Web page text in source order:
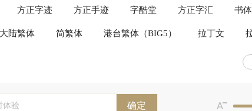
具象装饰 故障变形 有机流动
方正字迹 方正手迹 字酷堂 方正字汇 书
Type Fontworks Linotype(Monotype)
株式会社白
觉设计研究所 株式会社 視覚デザイン研究所
大陆繁体 简繁体 港台繁体（BIG5） 拉丁文
孟
体验 确定